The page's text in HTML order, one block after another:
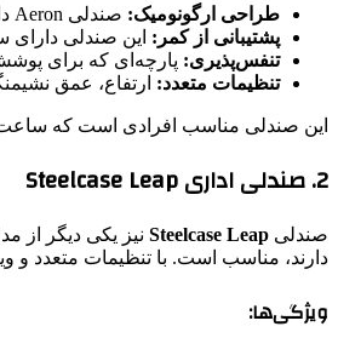
طراحی ارگونومیک: صندلی Aeron دارای طراحی خاصی است که با انحنای طبیعی بدن هماهنگ می‌شود. این ویژگی به کاهش فشار روی ستون فقرات و کمر کمک می‌کند.
پشتیبانی از کمر: این صندلی دارای
تنفس‌پذیری: پارچه‌ای که برای
تنظیمات متعدد: ارتفاع، عمق
این صندلی مناسب افرادی است که
2. صندلی اداری Steelcase Leap
صندلی Steelcase Leap نیز یکی دیگر از
دارند، مناسب است. با تنظیمات متعدد و
ویژگی‌ها: